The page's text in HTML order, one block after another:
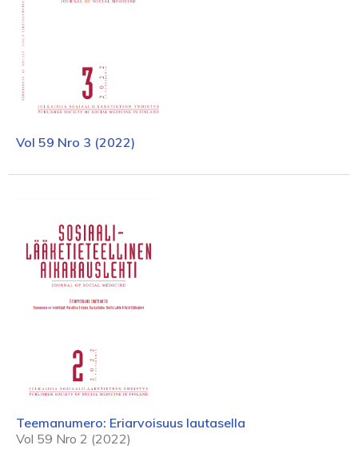
Vol 59 Nro 3 (2022)
Teemanumero: Eriarvoisuus lautasella
Vol 59 Nro 2 (2022)